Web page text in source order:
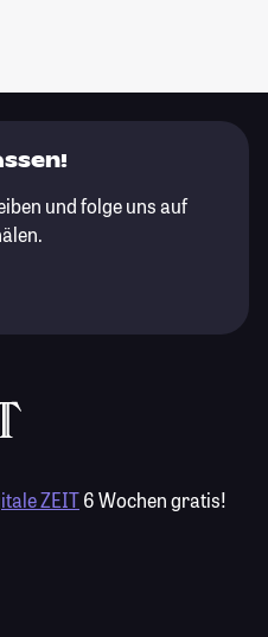
und folge uns auf
ZEIT6 Wochen gratis!